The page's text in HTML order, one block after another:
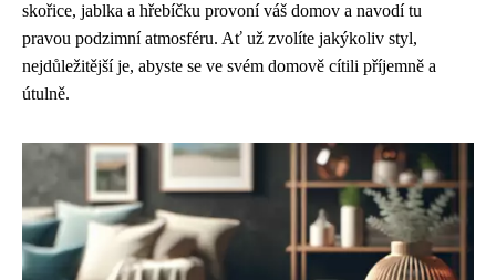
skořice, jablka a hřebíčku provoní váš domov a navodí tu
pravou podzimní atmosféru. Ať už zvolíte jakýkoliv styl,
nejdůležitější je, abyste se ve svém domově cítili příjemně a
útulně.